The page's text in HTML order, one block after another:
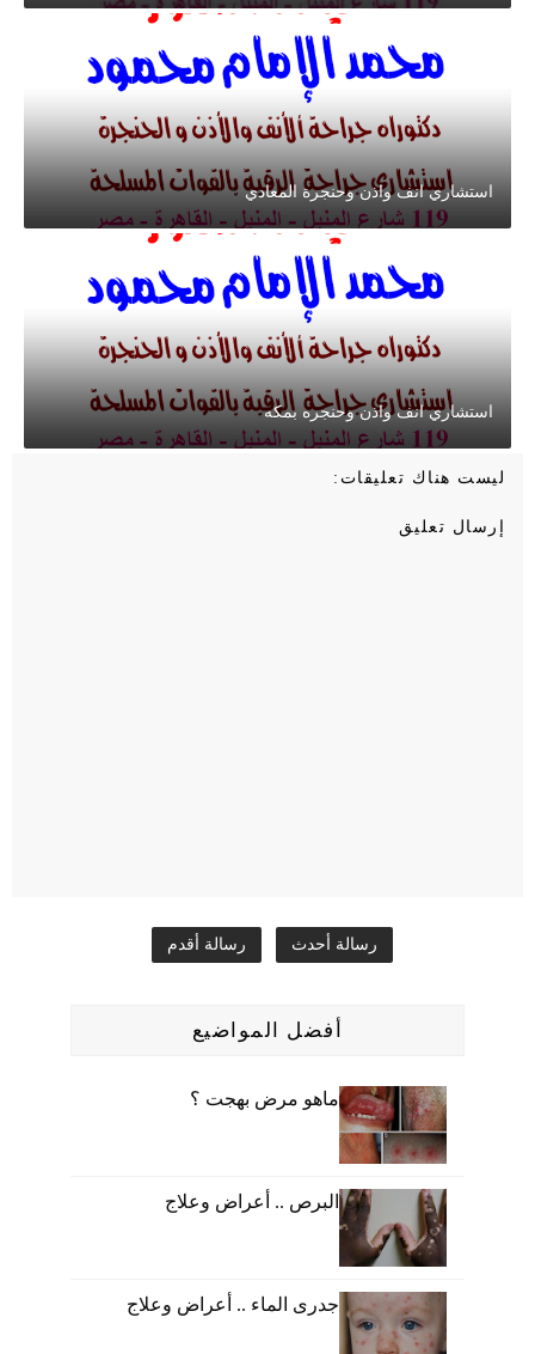
استشاري انف واذن وحنجرة المعادي
استشاري انف واذن وحنجره بمكه
ليست هناك تعليقات:
إرسال تعليق
رسالة أحدث رسالة أقدم
أفضل المواضيع
ماهو مرض بهجت ؟
البرص .. أعراض وعلاج
جدرى الماء .. أعراض وعلاج